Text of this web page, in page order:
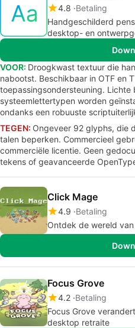
4.8 Betaling
Handgeschilderd
desktop- en
VOOR: Droogkwast textuur die
nabootst. Beschikbaar in OTF en
toepassingsondersteuning. Lichte
systeemlettertypen worden
ondanks een robuuste
TEGEN: Ongeveer 92 glyphs, die
talen beperken. Commercieel
commerciële licentie. Geen
tekens of geavanceerde
Click Mage
4.9 Betaling
Ontdek de wereld
Focus Grove
4.2 Betaling
Focus Grove
desktop retraite